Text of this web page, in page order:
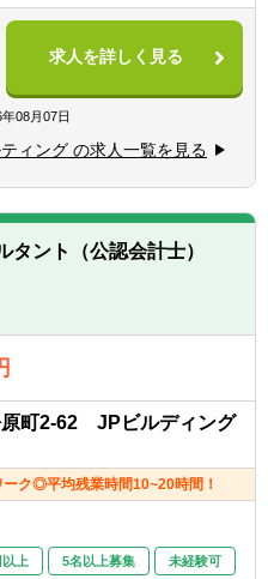
有する方
（フォレンジック等）
DDが主、希望に応じて税務
も関与可能）
ョン業務（株式価値算定/統合
財務モデリングなど）
ゼキューション中心、ソーシ
ない。TOB/株式交換/株式移
あり）
会計/税務相談業務
分析（カーブアウトPL/BS分
マ分析）
理/財務のほか、PMO/ガバナン
援業務（事業ポートフォリオ
求人を詳しく見る
08月07日
ィング の求人一覧を見る
タント（公認会計士）
原町2-62 JPビルディング
ク◎平均残業時間10~20時間！
上 5名以上募集 未経験可